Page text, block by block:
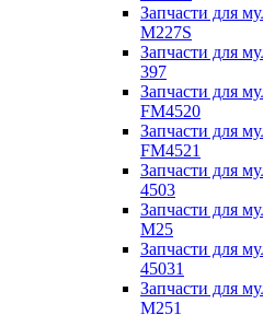
Запчасти для
M227S
Запчасти для
397
Запчасти для
FM4520
Запчасти для
FM4521
Запчасти для
4503
Запчасти для
M25
Запчасти для
45031
Запчасти для
M251